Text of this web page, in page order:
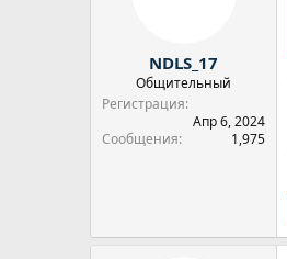
NDLS_17
Общительный
Регистрация
Апр 6, 2024
Сообщения
1,975